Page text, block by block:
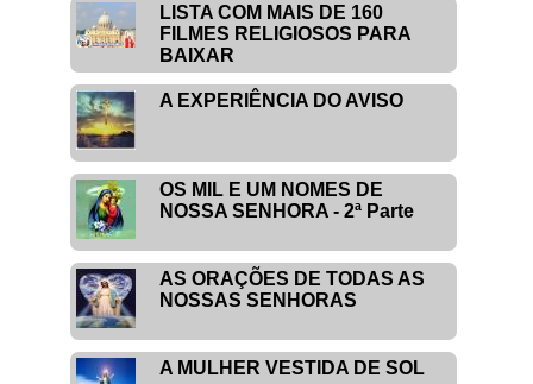
LISTA COM MAIS DE 160
FILMES RELIGIOSOS PARA
BAIXAR
A EXPERIÊNCIA DO AVISO
OS MIL E UM NOMES DE
NOSSA SENHORA - 2ª Parte
AS ORAÇÕES DE TODAS AS
NOSSAS SENHORAS
A MULHER VESTIDA DE SOL